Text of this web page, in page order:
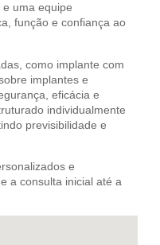
uma equipe
função e confiança ao
como implante com
implantes e
eficácia e
individualmente
previsibilidade e
e
a consulta inicial até a